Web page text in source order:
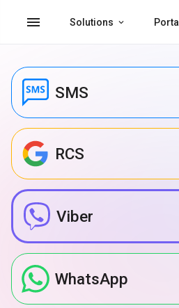
menu Solutions
SMS
RCS
Viber
WhatsApp